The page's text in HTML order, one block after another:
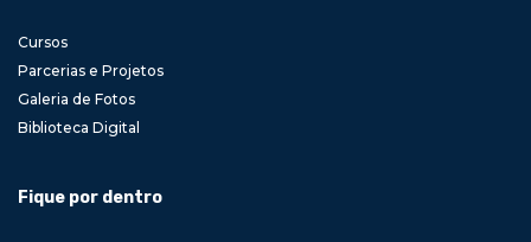
Cursos
Parcerias e Projetos
Galeria de Fotos
Biblioteca Digital
Fique por dentro